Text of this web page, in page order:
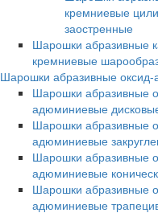
кремниевые
заостренные
Шарошки абразивные
кремниевые
Шарошки абразивные
Шарошки абразивные
адюминиевые
Шарошки абразивные
адюминиевые
Шарошки абразивные
адюминиевые
Шарошки абразивные
адюминиевые